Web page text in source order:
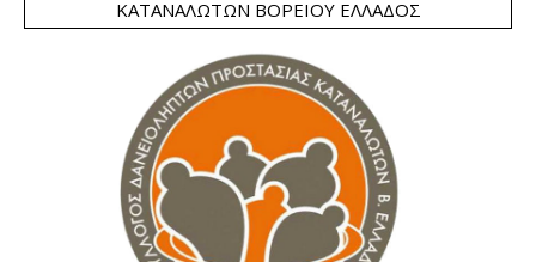
ΚΑΤΑΝΑΛΩΤΏΝ ΒΟΡΕΊΟΥ ΕΛΛΆΔΟΣ